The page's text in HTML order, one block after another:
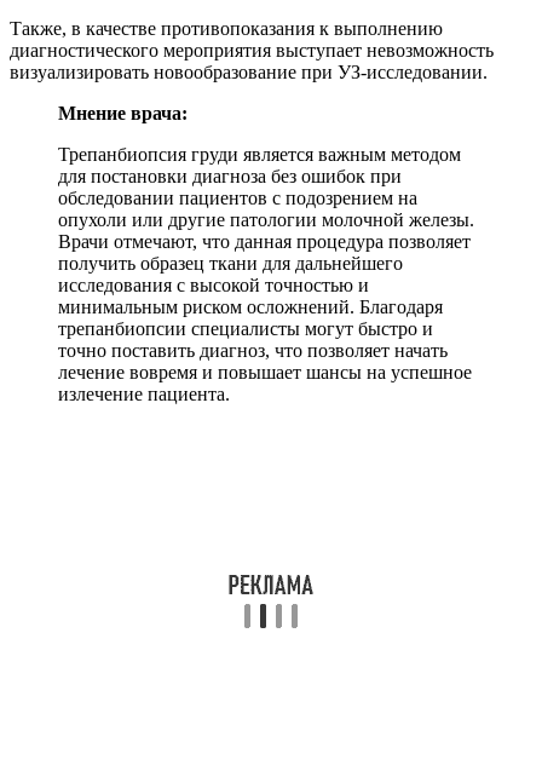
Также, в качестве противопоказания к выполнению
диагностического мероприятия выступает невозможность
визуализировать новообразование при УЗ-исследовании.
Мнение врача:
Трепанбиопсия груди является важным методом
для постановки диагноза без ошибок при
обследовании пациентов с подозрением на
опухоли или другие патологии молочной железы.
Врачи отмечают, что данная процедура позволяет
получить образец ткани для дальнейшего
исследования с высокой точностью и
минимальным риском осложнений. Благодаря
трепанбиопсии специалисты могут быстро и
точно поставить диагноз, что позволяет начать
лечение вовремя и повышает шансы на успешное
излечение пациента.